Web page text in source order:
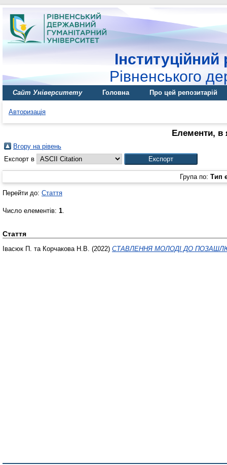
Інституційний
Рівненського
Сайт Університету Головна Про цей репозитарій
Авторизація
Елементи, в
Вгору на рівень
Експорт в
Група по: Тип
Перейти до: Стаття
Число елементів: 1.
Стаття
Івасюк П. та Корчакова Н.В. (2022) СТАВЛЕННЯ МОЛОДІ ДО